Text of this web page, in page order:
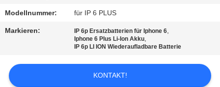
POLICY
Modellnummer: für IP 6 PLUS
Markieren: IP 6p Ersatzbatterien für Iphone 6,
Iphone 6 Plus Li-Ion Akku,
IP 6p LI ION Wiederaufladbare Batterie
KONTAKT!